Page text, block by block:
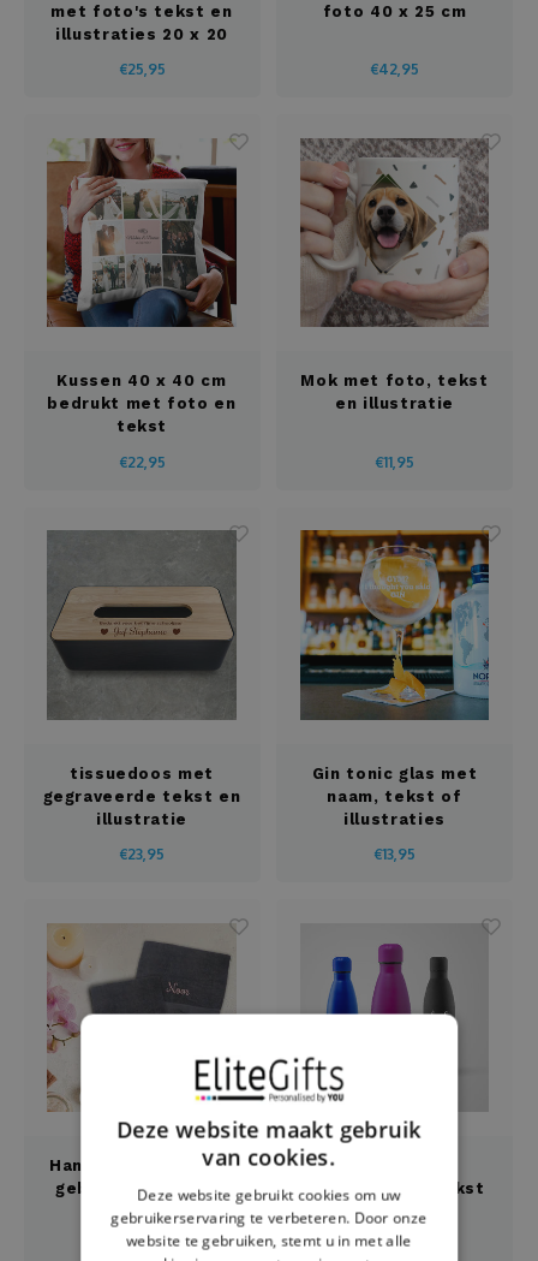
met foto's tekst en
illustraties 20 x 20
€25,95
foto 40 x 25 cm
€42,95
Kussen 40 x 40 cm
bedrukt met foto en
tekst
€22,95
Mok met foto, tekst
en illustratie
€11,95
tissuedoos met
gegraveerde tekst en
illustratie
€23,95
Gin tonic glas met
naam, tekst of
illustraties
€13,95
Handdoekenset met
geborduurde tekst
€48,95
drinkfles met tekst
en illustratie
€18,95
Deze website maakt gebruik
van cookies.
Deze website gebruikt cookies om uw
gebruikerservaring te verbeteren. Door onze
website te gebruiken, stemt u in met alle